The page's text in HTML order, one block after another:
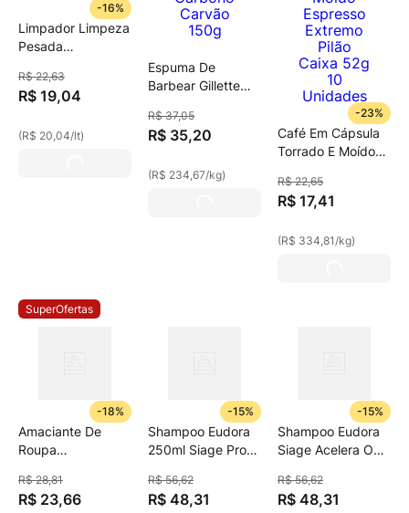
-16%
Limpador Limpeza
Pesada
Álcool Limão Veja
Power Fusion
R$ 22,63
R$ 19,04
(R$ 20,04/lt)
Espuma De
Barbear Gillette
150g
R$ 37,05
R$ 35,20
(R$ 234,67/kg)
-23%
Café Em Cápsula
Torrado E Moído
Pilão Caixa 52g 10
Unidades
R$ 22,65
R$ 17,41
(R$ 334,81/kg)
SuperOfertas
-18%
Amaciante De
Roupa
Lavanda Comfort
Frasco 1,5l
R$ 28,81
R$ 23,66
-15%
Shampoo Eudora
250ml Siage Pro
R$ 56,62
R$ 48,31
-15%
Shampoo Eudora
Siage Acelera O
250ml
R$ 56,62
R$ 48,31